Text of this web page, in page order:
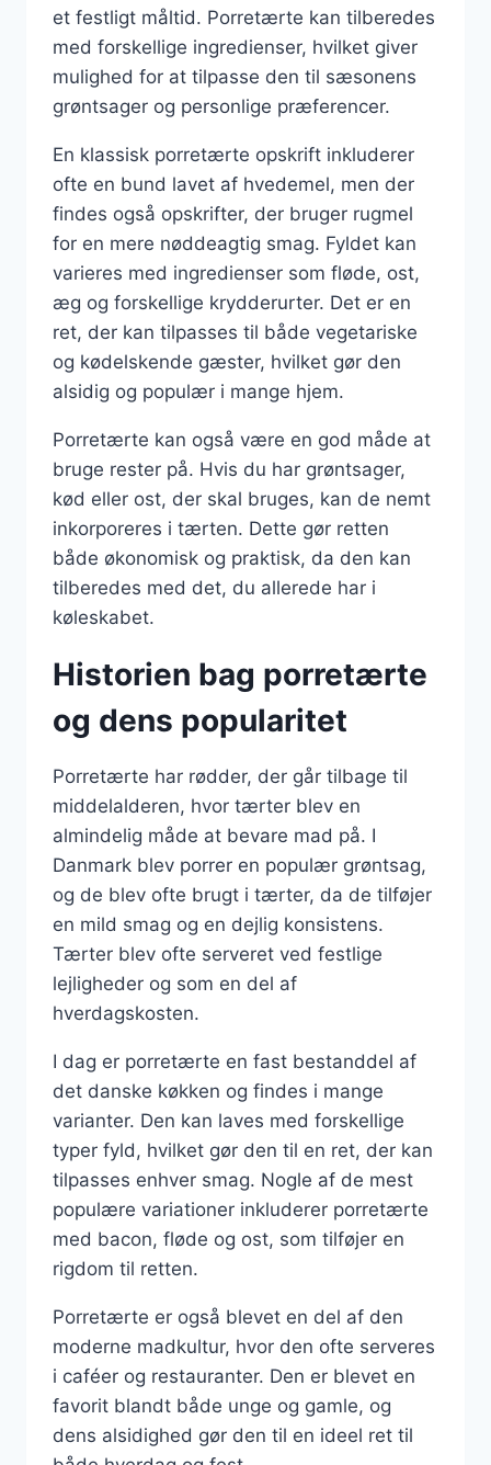
et festligt måltid. Porretærte kan tilberedes
med forskellige ingredienser, hvilket giver
mulighed for at tilpasse den til sæsonens
grøntsager og personlige præferencer.
En klassisk porretærte opskrift inkluderer
ofte en bund lavet af hvedemel, men der
findes også opskrifter, der bruger rugmel
for en mere nøddeagtig smag. Fyldet kan
varieres med ingredienser som fløde, ost,
æg og forskellige krydderurter. Det er en
ret, der kan tilpasses til både vegetariske
og kødelskende gæster, hvilket gør den
alsidig og populær i mange hjem.
Porretærte kan også være en god måde at
bruge rester på. Hvis du har grøntsager,
kød eller ost, der skal bruges, kan de nemt
inkorporeres i tærten. Dette gør retten
både økonomisk og praktisk, da den kan
tilberedes med det, du allerede har i
køleskabet.
Historien bag porretærte
og dens popularitet
Porretærte har rødder, der går tilbage til
middelalderen, hvor tærter blev en
almindelig måde at bevare mad på. I
Danmark blev porrer en populær grøntsag,
og de blev ofte brugt i tærter, da de tilføjer
en mild smag og en dejlig konsistens.
Tærter blev ofte serveret ved festlige
lejligheder og som en del af
hverdagskosten.
I dag er porretærte en fast bestanddel af
det danske køkken og findes i mange
varianter. Den kan laves med forskellige
typer fyld, hvilket gør den til en ret, der kan
tilpasses enhver smag. Nogle af de mest
populære variationer inkluderer porretærte
med bacon, fløde og ost, som tilføjer en
rigdom til retten.
Porretærte er også blevet en del af den
moderne madkultur, hvor den ofte serveres
i caféer og restauranter. Den er blevet en
favorit blandt både unge og gamle, og
dens alsidighed gør den til en ideel ret til